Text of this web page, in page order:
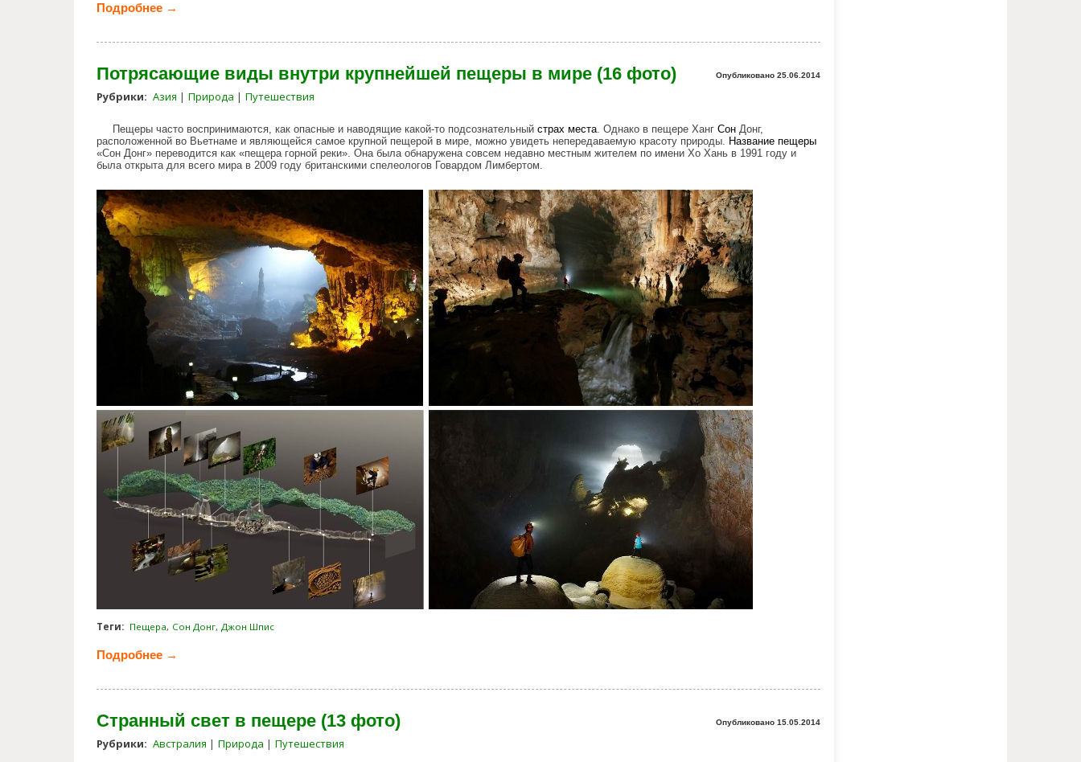
Подробнее →
Потрясающие виды внутри крупнейшей пещеры в мире (16 фото) Опубликовано 25.06.2014
Рубрики: Азия Природа Путешествия
Пещеры часто воспринимаются, как опасные и наводящие какой-то подсознательный страх места . Однако в пещере Ханг Сон Донг,
расположенной во Вьетнаме и являющейся самое крупной пещерой в мире, можно увидеть непередаваемую красоту природы.
Название пещеры
«Сон Донг» переводитcя как «пещера горной реки». Она была обнаружена совсем недавно местным жителем по имени Хо Хань в 1991 году и
была открыта для всего мира в 2009 году британскими спелеологов Говардом Лимбертом.
stunning_views_inside_the_largest_cave_in_the_world.jpg
Теги: Пещера Сон Донг Джон Шпис
Подробнее →
Странный свет в пещере (13 фото) Опубликовано 15.05.2014
Рубрики: Австралия Природа Путешествия